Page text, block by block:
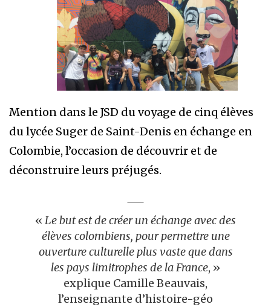
Mention dans le JSD du voyage de cinq élèves
du lycée Suger de Saint-Denis en échange en
Colombie, l’occasion de découvrir et de
déconstruire leurs préjugés.
« Le but est de créer un échange avec des
élèves colombiens, pour permettre une
ouverture culturelle plus vaste que dans
les pays limitrophes de la France, »
explique Camille Beauvais,
l’enseignante d’histoire-géo